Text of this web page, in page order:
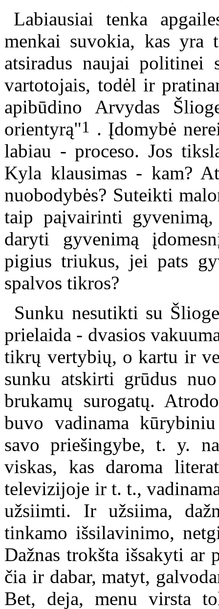
Labiausiai tenka
menkai suvokia, kas yra
atsiradus naujai politinei
vartotojais, todėl ir
apibūdino Arvydas
orientyrą"1 . Įdomybė
labiau - proceso. Jos
Kyla klausimas - kam?
nuobodybės? Suteikti
taip paįvairinti
daryti gyvenimą
pigius triukus, jei pats
spalvos tikros?
Sunku nesutikti su
prielaida - dvasios
tikrų vertybių, o kartu ir
sunku atskirti grūdus
brukamų surogatų.
buvo vadinama
savo priešingybe, t. y.
viskas, kas daroma
televizijoje ir t. t.,
užsiimti. Ir užsiima,
tinkamo išsilavinimo,
Dažnas trokšta išsakyti ar
čia ir dabar, matyt,
Bet, deja, menu virsta